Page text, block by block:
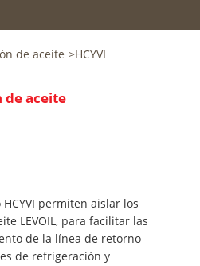
de aceite >HCYVI
de aceite
permiten aislar los
LEVOIL, para facilitar las
de la línea de retorno
de refrigeración y